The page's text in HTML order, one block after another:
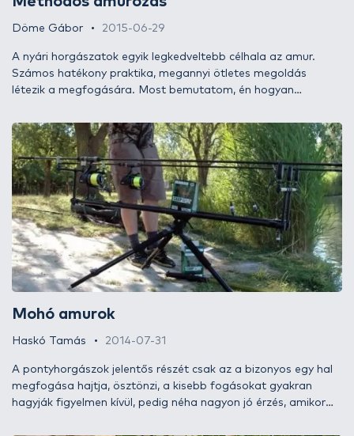
Döme Gábor 2015-06-29
A nyári horgászatok egyik legkedveltebb célhala az amur.
Számos hatékony praktika, megannyi ötletes megoldás
létezik a megfogására. Most bemutatom, én hogyan
Mohó amurok
Haskó Tamás 2014-07-31
A pontyhorgászok jelentős részét csak az a bizonyos egy hal
megfogása hajtja, ösztönzi, a kisebb fogásokat gyakran
hagyják figyelmen kívül, pedig néha nagyon jó érzés, amikor